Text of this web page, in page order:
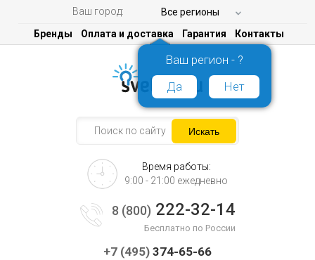
Ваш город: Все регионы
Ваш регион - ?
Да
Нет
Бренды Оплата и доставка Гарантия Контакты
Время работы:
9:00 - 21:00 ежедневно
8 (800) 222-32-14
Бесплатно по России
+7 (495) 374-65-66